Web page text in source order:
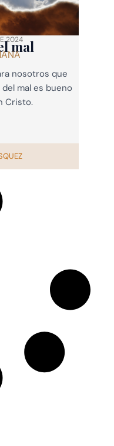
2024
mal
nosotros que
mal es bueno
Cristo.